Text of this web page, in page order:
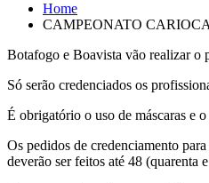
Home
CAMPEONATO
Botafogo e Boavista vão realizar o
Só serão credenciados os
É obrigatório o uso de máscaras e
Os pedidos de credenciamento
deverão ser feitos até 48 (quarenta